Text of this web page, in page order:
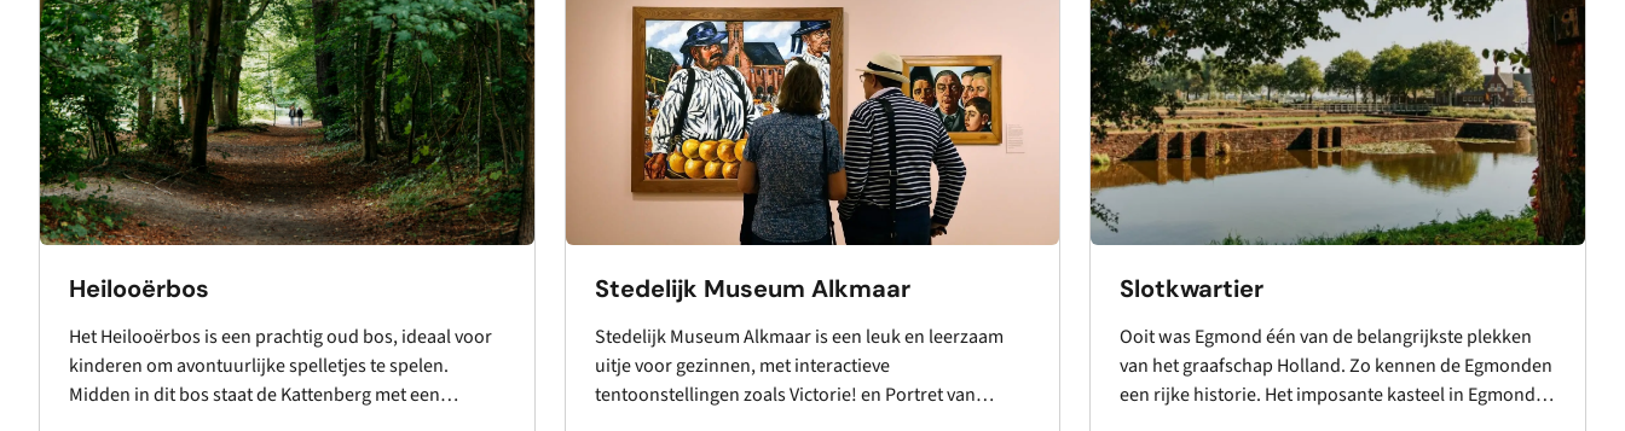
Heilooërbos
Het Heilooërbos is een prachtig oud bos, ideaal voor
kinderen om avontuurlijke spelletjes te spelen.
Midden in dit bos staat de Kattenberg met een
Stedelijk Museum Alkmaar
Stedelijk Museum Alkmaar is een leuk en leerzaam
uitje voor gezinnen, met interactieve
tentoonstellingen zoals Victorie! en Portret van
Slotkwartier
Ooit was Egmond één van de belangrijkste plekken
van het graafschap Holland. Zo kennen de Egmonden
een rijke historie. Het imposante kasteel in Egmond